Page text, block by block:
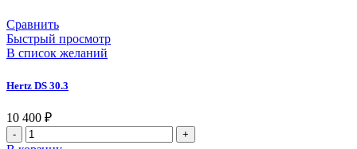
Сравнить
Быстрый просмотр
В список желаний
Hertz DS 30.3
10 400 ₽